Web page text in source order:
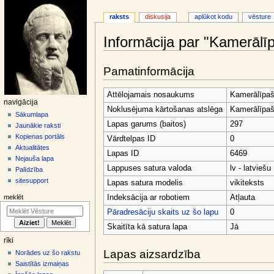
Informācija par
to
navigation
to
search
Pamatinformācija
Attēlojamais nosaukums
Noklusējuma kārtošanas atslēga
Lapas garums (baitos)
297
Vārdtelpas ID
0
Lapas ID
6469
Lappuses satura valoda
lv - latviešu
Lapas satura modelis
vikiteksts
Indeksācija ar robotiem
Atļauta
Pāradresāciju skaits uz šo lapu
0
Skaitīta kā satura lapa
Jā
Lapas aizsardzība
N
s
raksts diskusija aplūkot kodu vēsture
navigācija
Sākumlapa
Jaunākie raksti
Kopienas portāls
Aktualitātes
Nejauša lapa
Palīdzība
sitesupport
meklēt
rīki
Norādes uz šo rakstu
Saistītās izmaiņas